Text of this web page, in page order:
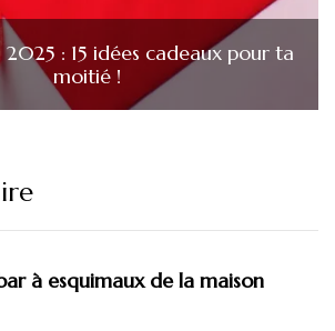
2025 : 15 idées cadeaux pour ta
moitié !
à esquimaux de la maison